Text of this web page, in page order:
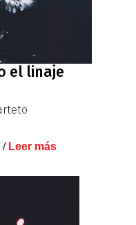
el linaje
/ Leer más